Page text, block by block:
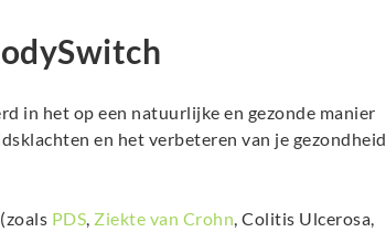
in het op een natuurlijke en gezonde manier
en het verbeteren van je gezondheid.
(zoals PDS Ziekte van Crohn , Colitis Ulcerosa,